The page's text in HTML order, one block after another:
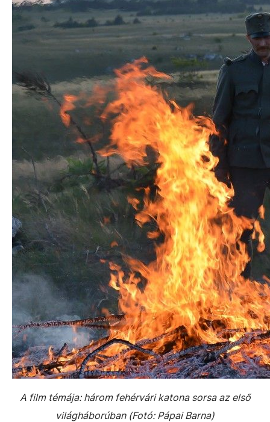
A film témája: három fehérvári katona sorsa az első
világháborúban (Fotó: Pápai Barna)